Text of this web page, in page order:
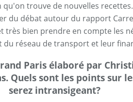
trouve de nouvelles
du débat autour du rapport
très bien prendre en compte les
du réseau de transport et leur
Paris élaboré par
Quels sont les points sur
serez intransigeant?